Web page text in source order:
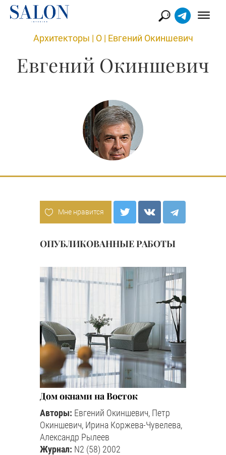
Архитекторы | О | Евгений Окиншевич
Евгений Окиншевич
Мне нравится
ОПУБЛИКОВАННЫЕ РАБОТЫ
Дом окнами на Восток
Авторы: Евгений Окиншевич, Петр
Окиншевич, Ирина Коржева-Чувелева,
Александр Рылеев
Журнал: N2 (58) 2002